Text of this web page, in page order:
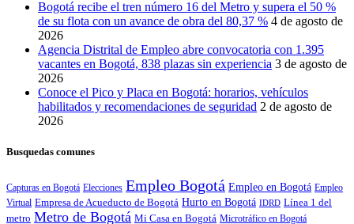
Bogotá recibe el tren número 16 del Metro y supera el 50 %
de su flota con un avance de obra del 80,37 % 4 de agosto de
2026
Agencia Distrital de Empleo abre convocatoria con 1.395
vacantes en Bogotá, 838 plazas sin experiencia 3 de agosto de
2026
Conoce el Pico y Placa en Bogotá: horarios, vehículos
habilitados y recomendaciones de seguridad 2 de agosto de
2026
Busquedas comunes
Capturas en Bogotá Elecciones Empleo Bogotá Empleo en Bogotá Empleo
Virtual Empresa de Acueducto de Bogotá Hurto en Bogotá IDRD Línea 1 del
metro Metro de Bogotá Mi Casa en Bogotá Microtráfico en Bogotá